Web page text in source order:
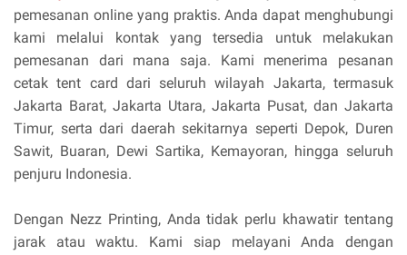
pemesanan online yang praktis. Anda dapat menghubungi
kami melalui kontak yang tersedia untuk melakukan
pemesanan dari mana saja. Kami menerima pesanan
cetak tent card dari seluruh wilayah Jakarta, termasuk
Jakarta Barat, Jakarta Utara, Jakarta Pusat, dan Jakarta
Timur, serta dari daerah sekitarnya seperti Depok, Duren
Sawit, Buaran, Dewi Sartika, Kemayoran, hingga seluruh
penjuru Indonesia.
Dengan Nezz Printing, Anda tidak perlu khawatir tentang
jarak atau waktu. Kami siap melayani Anda dengan